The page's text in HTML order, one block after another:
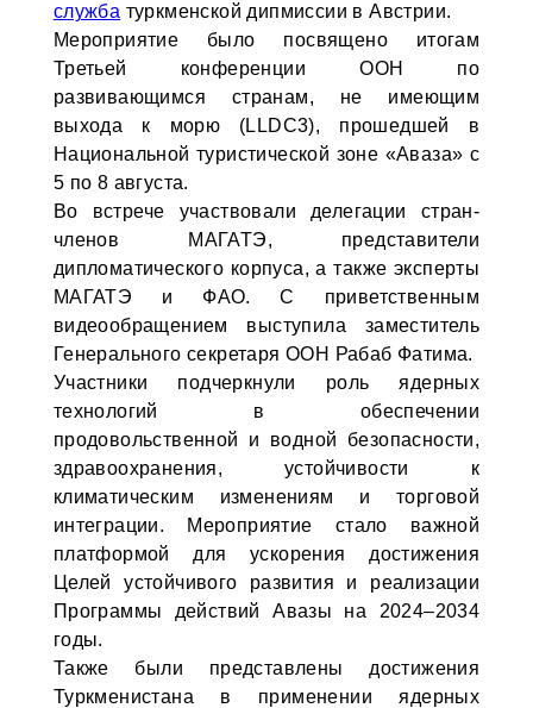
служба туркменской дипмиссии в Австрии.
Мероприятие было посвящено итогам
Третьей конференции ООН по
развивающимся странам, не имеющим
выхода к морю (LLDC3), прошедшей в
Национальной туристической зоне «Аваза» с
5 по 8 августа.
Во встрече участвовали делегации стран-
членов МАГАТЭ, представители
дипломатического корпуса, а также эксперты
МАГАТЭ и ФАО. С приветственным
видеообращением выступила заместитель
Генерального секретаря ООН Рабаб Фатима.
Участники подчеркнули роль ядерных
технологий в обеспечении
продовольственной и водной безопасности,
здравоохранения, устойчивости к
климатическим изменениям и торговой
интеграции. Мероприятие стало важной
платформой для ускорения достижения
Целей устойчивого развития и реализации
Программы действий Авазы на 2024–2034
годы.
Также были представлены достижения
Туркменистана в применении ядерных